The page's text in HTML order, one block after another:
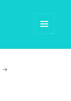
WIDGETS